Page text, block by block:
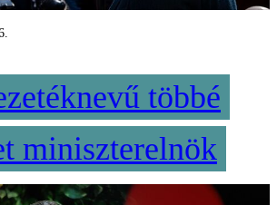
többé
miniszterelnök